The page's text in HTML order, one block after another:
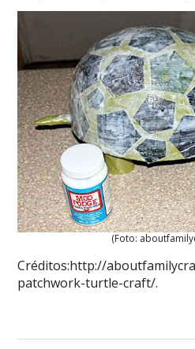
(Foto:
Créditos:http://
patchwork-turtle-craft/.